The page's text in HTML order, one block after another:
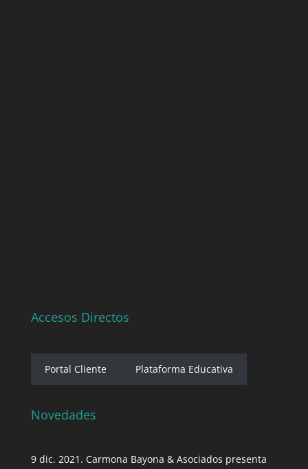
Accesos Directos
Portal Cliente Plataforma Educativa
Novedades
9 dic. 2021. Carmona Bayona & Asociados presenta